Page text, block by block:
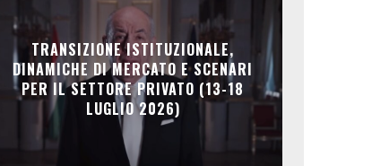
TRANSIZIONE ISTITUZIONALE,
DINAMICHE DI MERCATO E SCENARI
PER IL SETTORE PRIVATO (13-18
LUGLIO 2026)